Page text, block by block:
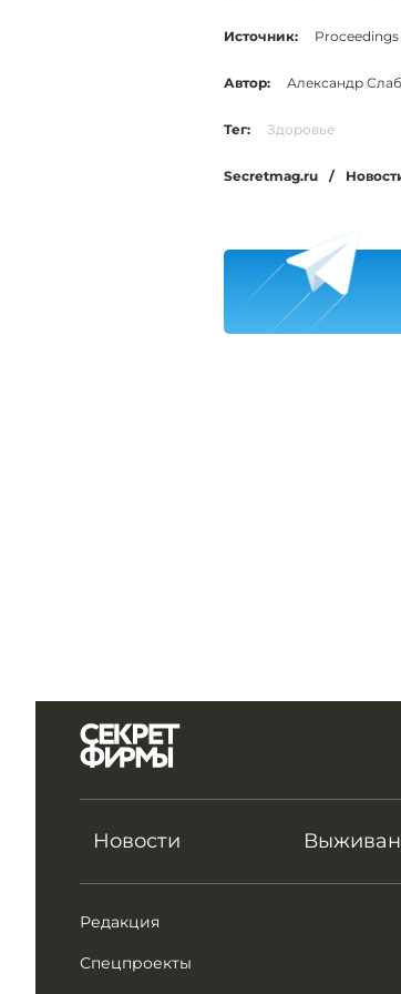
Источник:
Автор: Александр
Тег: Здоровье
Secretmag.ru /
Новости
Редакция
Спецпроекты